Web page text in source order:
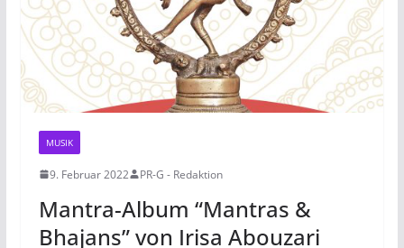
MUSIK
9. Februar 2022 PR-G - Redaktion
Mantra-Album “Mantras &
Bhajans” von Irisa Abouzari